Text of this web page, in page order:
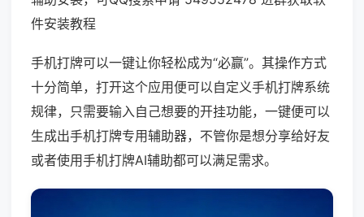
件安装教程
手机打牌可以一键让你轻松成为“必赢”。其操作方式
十分简单，打开这个应用便可以自定义手机打牌系统
规律，只需要输入自己想要的开挂功能，一键便可以
生成出手机打牌专用辅助器，不管你是想分享给好友
或者使用手机打牌AI辅助都可以满足需求。